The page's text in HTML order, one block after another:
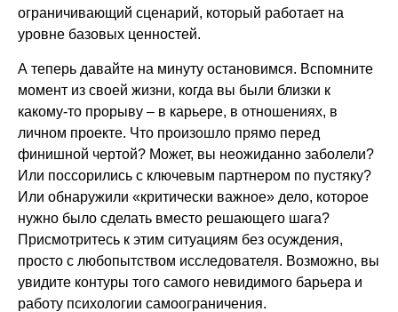
ограничивающий сценарий, который работает на
уровне базовых ценностей.
А теперь давайте на минуту остановимся. Вспомните
момент из своей жизни, когда вы были близки к
какому-то прорыву – в карьере, в отношениях, в
личном проекте. Что произошло прямо перед
финишной чертой? Может, вы неожиданно заболели?
Или поссорились с ключевым партнером по пустяку?
Или обнаружили «критически важное» дело, которое
нужно было сделать вместо решающего шага?
Присмотритесь к этим ситуациям без осуждения,
просто с любопытством исследователя. Возможно, вы
увидите контуры того самого невидимого барьера и
работу психологии самоограничения.